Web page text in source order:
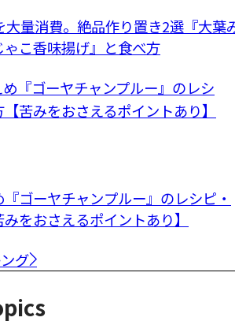
大量消費。絶品作り置き2選『大葉
ゃこ香味揚げ』と食べ方
ゴーヤチャンプルー』のレシピ・
をおさえるポイントあり】
グ